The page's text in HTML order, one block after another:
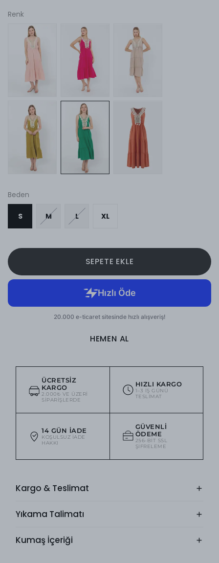
Renk
Beden
S M L XL
SEPETE EKLE
HEMEN AL
ÜCRETSIZ
KARGO
2.000₺ VE ÜZERI
SIPARIŞLERDE
HIZLI KARGO
1–3 IŞ GÜNÜ
TESLIMAT
14 GÜN İADE
KOŞULSUZ IADE
HAKKI
GÜVENLI
ÖDEME
256-BIT SSL
ŞIFRELEME
Kargo & Teslimat
Yıkama Talimatı
Kumaş İçeriği